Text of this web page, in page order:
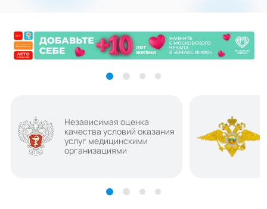
Независимая оценка
качества условий оказания
услуг медицинскими
организациями